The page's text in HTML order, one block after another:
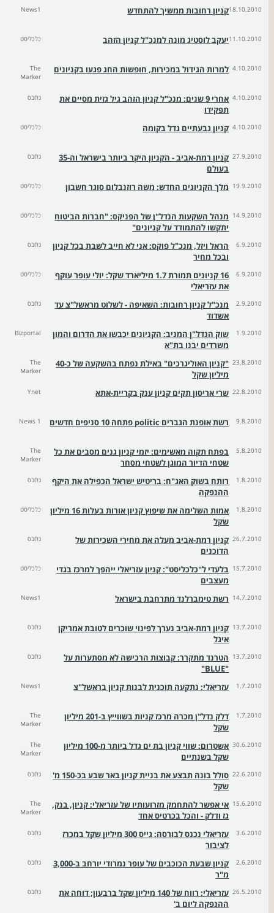
18.10.2010קניון רחובות ממשיך להתחדש News1
11.10.2010יעקב לוסטיג מונה למנכ"ל קניון הזהב כלכליסט
4.10.2010 למרות הגידול במכירות, חופשות החג פגעו בקניונים
The
Marker
4.10.2010
אחרי 9 שנים: מנכ"ל קניון הזהב גיל גזית מסיים את
תפקידו
גלובס
4.10.2010 קניון גבעתיים גדל בקומה כלכליסט
27.9.2010
קניון רמת-אביב - הקניון היקר ביותר בישראל וה-35
בעולם
גלובס
19.9.2010 מלך הקניונים החדש: משה רוזנבלום סוגר חשבון כלכליסט
14.9.2010 מנהל השקעות הנדל"ן של הפניקס: "חברות הביטוח
יתקשו להתמודד על קניונים"
כלכליסט
6.9.2010
הראל ויזל, מנכ"ל פוקס: אני לא חייב לשבת בכל קניון
ובכל מחיר
גלובס
6.9.2010
16 קניונים תמורת 1.7 מיליארד שקל: יולי עופר עוקף
את עזריאלי
כלכליסט
2.9.2010
מנכ"ל קניון רחובות: השאיפה - לשלוט מראשל"צ עד
אשדוד
גלובס
1.9.2010
שוק הנדל"ן המניב: הקניונים יכבשו את הדרום והמון
משרדים יבנו בת"א
Bizportal
23.8.2010
"קניון האוליגרכים" באילת נפתח בהשקעה של כ-40
מיליון שקל
The
Marker
22.8.2010 שרי אריסון תקים קניון ענק בקריית-אתא Ynet
9.8.2010 רשת אופנת הגברים politic פתחה 10 סניפים חדשים News 1
5.8.2010
בפתח תקוה מאשימים: יזמי קניון גנים מסבים את כל
שטחי הדיור המוגן לשטחי מסחר
The
Marker
1.8.2010
רותח בשוק האג"ח: בריטיש ישראל הכפילה את היקף
ההנפקה
גלובס
1.8.2010
אמות השלימה את שיפוץ קניון אורות בעלות 16 מיליון
שקל
כלכליסט
26.7.2010 קניון רמת-אביב מעלה את מחירי השכירות של
הדוכנים
גלובס
15.7.2010 בלעדי ל"כלכליסט": קניון עזריאלי ייהפך למרכז בגדי
מעצבים
כלכליסט
14.7.2010 רשת טימברלנד מתרחבת בישראל News1
13.7.2010 קניון רמת-אביב נערך לפינוי שוכרים לטובת אמריקן
איגל
גלובס
13.7.2010 הטרנד מתקרר: קבוצות הרכישה לא מסתערות על
"BLUE"
גלובס
1.7.2010 עזריאלי: נתקעה תוכנית לבנות קניון בראשל"צ News1
1.7.2010
דלק נדל"ן מכרה מרכז קניות בשווייץ ב-201 מיליון
שקל
The
Marker
30.6.2010
אשטרום: שווי קניון בת ים גדל ביותר מ-100 מיליון
שקל בשנתיים
The
Marker
22.6.2010
סולל בונה תבצע את בניית קניון באר שבע בכ-150 מ'
שקל
גלובס
15.6.2010 אי אפשר להתחמק מזרועותיו של עזריאלי: קניון, בנק,
גז ודלק - והכל בכרטיס אחד
The
Marker
3.6.2010
עזריאלי נכנס לבורסה: גייס 300 מיליון שקל במכרז
לציבור
גלובס
2.6.2010
קניון שבעת הכוכבים של עופר נמרודי יורחב ב-3,000
מ"ר
גלובס
26.5.2010
עזריאלי: רווח של 140 מיליון שקל ברבעון; דוחה את
ההנפקה ליום ב'
גלובס